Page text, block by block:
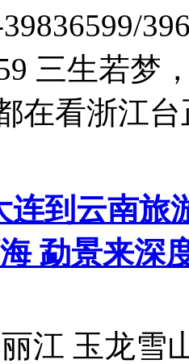
三生若梦
在看浙江
连到云南旅
勐景来深
江 玉龙雪